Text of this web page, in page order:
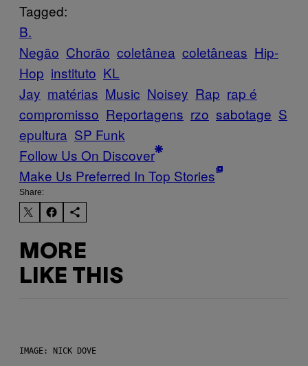
Tagged:
B.
Negão Chorão coletânea coletâneas Hip-
Hop instituto KL
Jay matérias Music Noisey Rap rap é
compromisso Reportagens rzo sabotage S
epultura SP Funk
Follow Us On Discover
Make Us Preferred In Top Stories
Share:
MORE
LIKE THIS
IMAGE: NICK DOVE